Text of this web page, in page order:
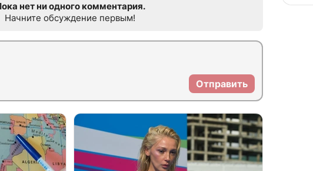
нет ни одного комментария.
Начните обсуждение первым!
Отправить